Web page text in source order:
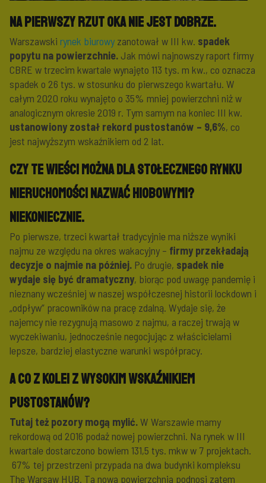
Na pierwszy rzut oka nie jest dobrze.
Warszawski rynek biurowy zanotował w III kw. spadek
popytu na powierzchnie. Jak mówi najnowszy raport firmy
CBRE w trzecim kwartale wynajęto 113 tys. m kw., co oznacza
spadek o 26 tys. w stosunku do pierwszego kwartału. W
całym 2020 roku wynajęto o 35% mniej powierzchni niż w
analogicznym okresie 2019 r. Tym samym na koniec III kw.
ustanowiony został rekord pustostanów – 9,6%, co
jest najwyższym wskaźnikiem od 2 lat.
Czy te wieści można dla stołecznego rynku
nieruchomości nazwać hiobowymi?
Niekoniecznie.
Po pierwsze, trzeci kwartał tradycyjnie ma niższe wyniki
najmu ze względu na okres wakacyjny – firmy przekładają
decyzje o najmie na później. Po drugie, spadek nie
wydaje się być dramatyczny, biorąc pod uwagę pandemię i
nieznany wcześniej w naszej współczesnej historii lockdown i
„odpływ” pracowników na pracę zdalną. Wydaje się, że
najemcy nie rezygnują masowo z najmu, a raczej trwają w
wyczekiwaniu, jednocześnie negocjując z właścicielami
lepsze, bardziej elastyczne warunki współpracy.
A co z kolei z wysokim wskaźnikiem
pustostanów?
Tutaj też pozory mogą mylić.W Warszawie mamy
rekordową od 2016 podaż nowej powierzchni. Na rynek w III
kwartale dostarczono bowiem 131,5 tys. mkw w 7 projektach.
67% tej przestrzeni przypada na dwa budynki kompleksu
The Warsaw HUB. Ta nowa powierzchnia podnosi zatem